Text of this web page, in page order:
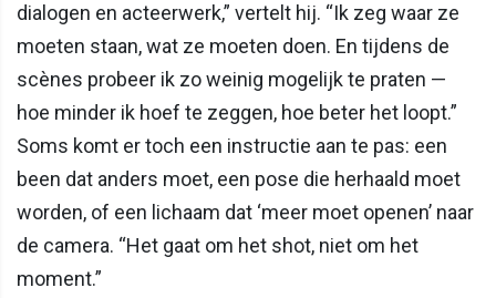
dialogen en acteerwerk,” vertelt hij. “Ik zeg waar ze
moeten staan, wat ze moeten doen. En tijdens de
scènes probeer ik zo weinig mogelijk te praten —
hoe minder ik hoef te zeggen, hoe beter het loopt.”
Soms komt er toch een instructie aan te pas: een
been dat anders moet, een pose die herhaald moet
worden, of een lichaam dat ‘meer moet openen’ naar
de camera. “Het gaat om het shot, niet om het
moment.”